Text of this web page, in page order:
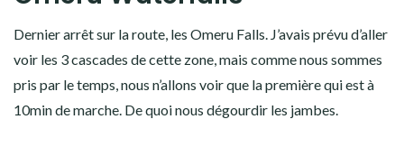
dans la région, qui les tue. Du coup, certaines randonnées sont
spots de nettoyage pour les chaussures un peu partout pour